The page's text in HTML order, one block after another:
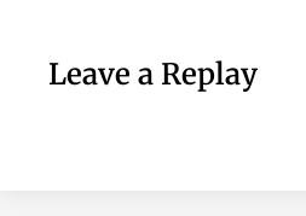
Leave a Replay